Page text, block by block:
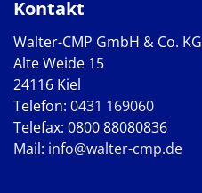
Kontakt
Walter-CMP GmbH & Co. KG
Alte Weide 15
24116 Kiel
Telefon: 0431 169060
Telefax: 0800 88080836
Mail: info@walter-cmp.de